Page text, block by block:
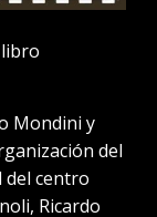
Mondini y
del
del centro
Ricardo